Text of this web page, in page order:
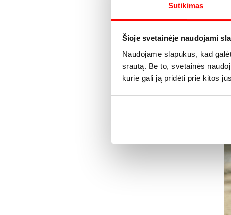
Sutikimas
Šioje svetainėje naudojami
Naudojame slapukus, kad
srautą. Be to, svetainės
kurie gali ją pridėti prie kitos